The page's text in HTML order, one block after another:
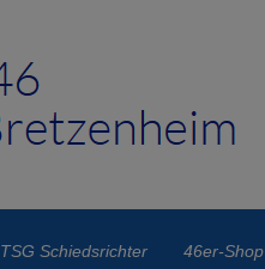
TSG Schiedsrichter 46er-Shop